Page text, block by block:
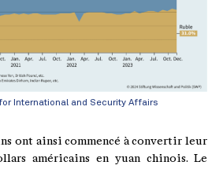
International and Security Affairs
ont ainsi commencé à convertir leur
américains en yuan chinois. Le